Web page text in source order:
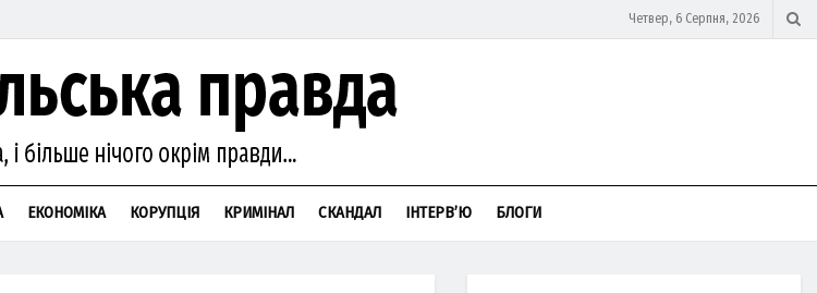
Четвер, 6 Серпня, 2026
ЕКОНОМІКА КОРУПЦІЯ КРИМІНАЛ СКАНДАЛ ІНТЕРВ’Ю БЛОГИ